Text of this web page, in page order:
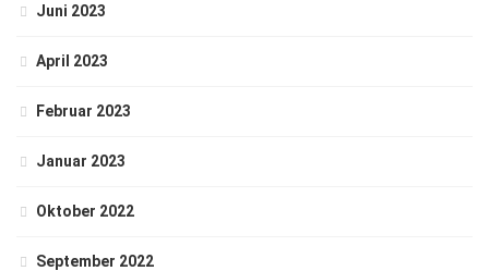
Juni 2023
April 2023
Februar 2023
Januar 2023
Oktober 2022
September 2022